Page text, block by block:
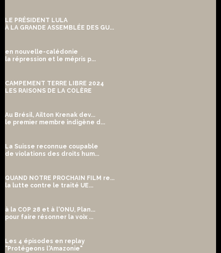
LE PRÉSIDENT LULA
À LA GRANDE ASSEMBLÉE DES GU...
en nouvelle-calédonie
la répression et le mépris p...
CAMPEMENT TERRE LIBRE 2024
LES RAISONS DE LA COLÈRE
Au Brésil, Ailton Krenak dev...
le premier membre indigène d...
La Suisse reconnue coupable
de violations des droits hum...
QUAND NOTRE PROCHAIN FILM re...
la lutte contre le traité UE...
à la COP 28 et à l'ONU, Plan...
pour faire résonner la voix ...
Les 4 épisodes en replay
"Protégeons l'Amazonie"